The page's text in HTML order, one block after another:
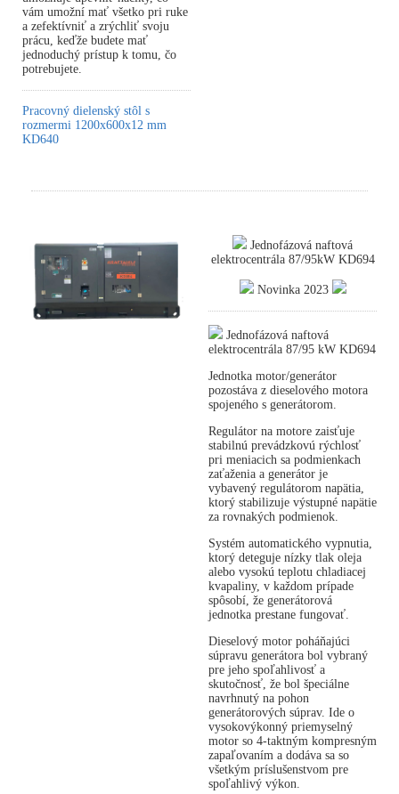
vám umožní mať všetko pri ruke
a zefektívniť a zrýchliť svoju
prácu, keďže budete mať
jednoduchý prístup k tomu, čo
potrebujete.
Pracovný dielenský stôl s
rozmermi 1200x600x12 mm
KD640
Jednofázová naftová
elektrocentrála 87/95kW KD694
Novinka 2023
Jednofázová naftová
elektrocentrála 87/95 kW KD694
Jednotka motor/generátor
pozostáva z dieselového motora
spojeného s generátorom.
Regulátor na motore zaisťuje
stabilnú prevádzkovú rýchlosť
pri meniacich sa podmienkach
zaťaženia a generátor je
vybavený regulátorom napätia,
ktorý stabilizuje výstupné napätie
za rovnakých podmienok.
Systém automatického vypnutia,
ktorý deteguje nízky tlak oleja
alebo vysokú teplotu chladiacej
kvapaliny, v každom prípade
spôsobí, že generátorová
jednotka prestane fungovať.
Dieselový motor poháňajúci
súpravu generátora bol vybraný
pre jeho spoľahlivosť a
skutočnosť, že bol špeciálne
navrhnutý na pohon
generátorových súprav. Ide o
vysokovýkonný priemyselný
motor so 4-taktným kompresným
zapaľovaním a dodáva sa so
všetkým príslušenstvom pre
spoľahlivý výkon.